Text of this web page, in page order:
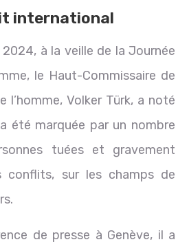
international
à la veille de la Journée
le Haut-Commissaire de
l’homme, Volker Türk, a noté
été marquée par un nombre
tuées et gravement
conflits, sur les champs de
de presse à Genève, il a